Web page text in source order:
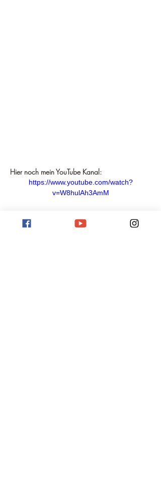
Hier noch mein YouTube Kanal:
https://www.youtube.com/watch?
v=W8hulAh3AmM